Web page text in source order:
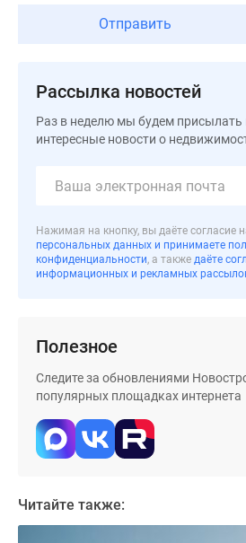
новостроек
застройщиком
Москве
Программа
реновации
Новостройки
премиум-
класса
бизнес-
класса
Траншевая
Отправить
Рассылка новостей
Раз в неделю мы будем
интересные новости о
Нажимая на кнопку, вы даёте согласие
персональных данных и принимаете
конфиденциальности, а также даёте
информационных и рекламных
Полезное
Следите за обновлениями
популярных площадках интернета
Читайте также: